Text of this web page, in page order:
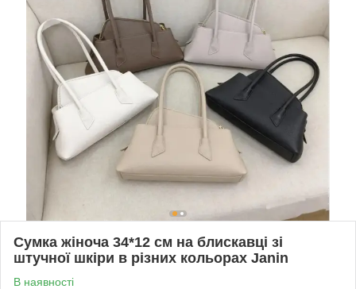
Сумка жіноча 34*12 см на блискавці зі
штучної шкіри в різних кольорах Janin
В наявності